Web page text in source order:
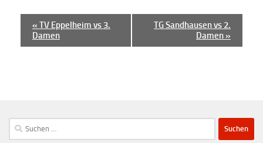
t
« TV Eppelheim vs 3.
Damen
TG Sandhausen vs 2.
Damen »
Suchen
nach: